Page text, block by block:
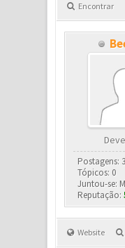
Encontrar
Postagens:
Tópicos: 0
Juntou-se:
Reputação:
Website